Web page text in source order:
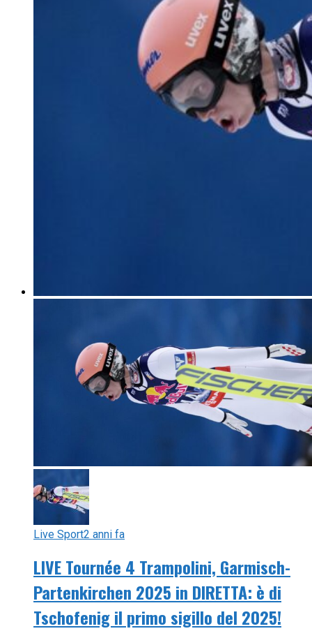
Live Sport2 anni fa
LIVE Tournée 4 Trampolini, Garmisch-
Partenkirchen 2025 in DIRETTA: è di
Tschofenig il primo sigillo del 2025!